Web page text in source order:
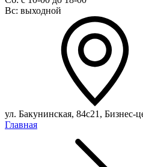
Вс: выходной
ул. Бакунинская, 84с21,
Главная